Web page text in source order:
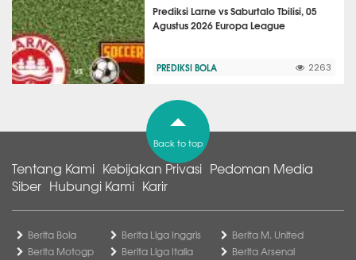
Prediksi Larne vs Saburtalo Tbilisi, 05
Agustus 2026 Europa League
PREDIKSI BOLA 2263
Back to top
Tentang Kami Kebijakan Privasi Pedoman Media
Siber Hubungi Kami Karir
Berita Bola
Berita Motogp
Berita Liga Inggris
Berita Liga Italia
Berita M. United
Berita Arsenal